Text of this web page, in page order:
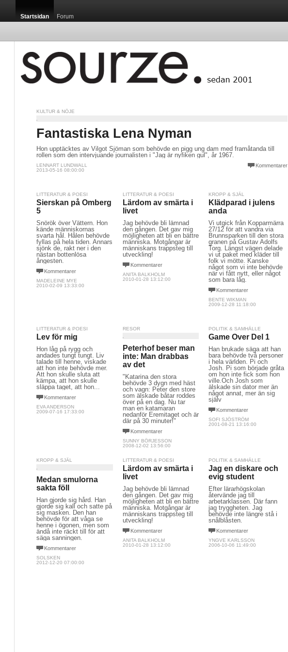
Startsidan Forum
KULTUR & NÖJE
Fantastiska Lena Nyman
Hon upptäcktes av Vilgot Sjöman som behövde en pigg ung dam med framåtanda till
rollen som den intervjuande journalisten i "Jag är nyfiken gul", år 1967.
Kommentarer
LENNART LUNDWALL
2013-05-16 08:00:00
LITTERATUR & POESI
Sierskan på Omberg
5
Snörök över Vättern. Hon
kände människornas
svarta hål. Hålen behövde
fyllas på hela tiden. Annars
sjönk de, rakt ner i den
nästan bottenlösa
ångesten.
Kommentarer
MADELEINE MYE
2010-02-09 13:33:00
LITTERATUR & POESI
Lärdom av smärta i
livet
Jag behövde bli lämnad
den gången. Det gav mig
möjligheten att bli en bättre
människa. Motgångar är
människans trappsteg till
utveckling!
Kommentarer
ANITA BALKHOLM
2010-01-28 13:12:00
KROPP & SJÄL
Klädparad i julens
anda
Vi utgick från Kopparmärra
27/12 för att vandra via
Brunnsparken till den stora
granen på Gustav Adolfs
Torg. Längst vägen delade
vi ut paket med kläder till
folk vi mötte. Kanske
något som vi inte behövde
när vi fått nytt, eller något
som bara låg.
Kommentarer
BENTE WIKMAN
2009-12-28 11:18:00
LITTERATUR & POESI
Lev för mig
Hon låg på rygg och
andades tungt tungt. Liv
talade till henne, viskade
att hon inte behövde mer.
Att hon skulle sluta att
kämpa, att hon skulle
släppa taget, att hon...
Kommentarer
EVA ANDERSON
2009-07-16 17:33:00
RESOR
Peterhof beser man
inte: Man drabbas
av det
"Katarina den stora
behövde 3 dygn med häst
och vagn: Peter den store
som älskade båtar roddes
över på en dag. Nu tar
man en katamaran
nedanför Eremitaget och är
där på 30 minuter!"
Kommentarer
SUNNY BÖRJESSON
2008-12-02 13:56:00
POLITIK & SAMHÄLLE
Game Over Del 1
Han brukade säga att han
bara behövde två personer
i hela världen. Pi och
Josh. Pi som började gråta
om hon inte fick som hon
ville.Och Josh som
älskade sin dator mer än
något annat, mer än sig
själv
Kommentarer
SOFI SJÖSTRÖM
2001-08-21 13:16:00
KROPP & SJÄL
Medan smulorna
sakta föll
Han gjorde sig hård. Han
gjorde sig kall och satte på
sig masken. Den han
behövde för att våga se
henne i ögonen, men som
ändå inte räckt till för att
säga sanningen.
Kommentarer
SOLSKEN
2012-12-20 07:00:00
LITTERATUR & POESI
Lärdom av smärta i
livet
Jag behövde bli lämnad
den gången. Det gav mig
möjligheten att bli en bättre
människa. Motgångar är
människans trappsteg till
utveckling!
Kommentarer
ANITA BALKHOLM
2010-01-28 13:12:00
POLITIK & SAMHÄLLE
Jag en diskare och
evig student
Efter lärarhögskolan
återvände jag till
arbetarklassen. Där fann
jag tryggheten. Jag
behövde inte längre stå i
snålblåsten.
Kommentarer
YNGVE KARLSSON
2006-10-06 11:49:00